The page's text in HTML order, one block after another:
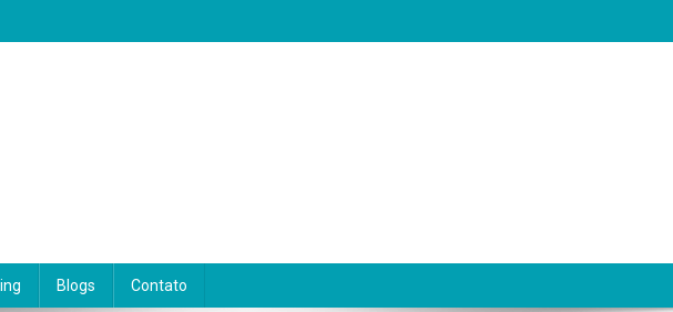
Blogs Contato